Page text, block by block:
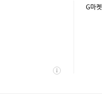
G마켓
상